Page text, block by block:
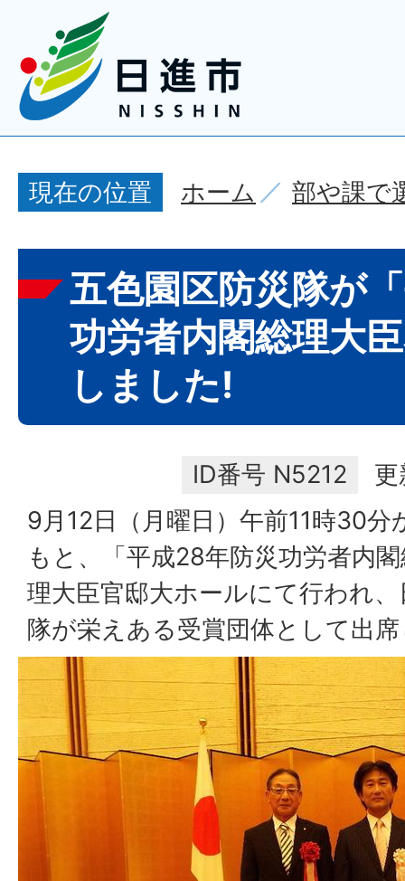
現在の位置 ホーム 部や課で
五色園区防災隊が
功労者内閣総理大
しました!
ID番号 N5212
9月12日（月曜日）午前11時30分
もと、「平成28年防災功労者内
理大臣官邸大ホールにて行われ
隊が栄えある受賞団体として出